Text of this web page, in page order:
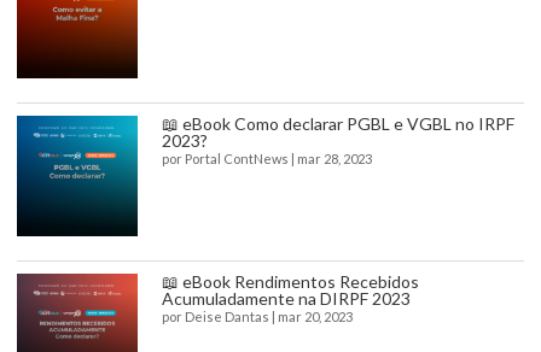
📖 eBook Como declarar PGBL e VGBL no IRPF
2023?
por Portal ContNews mar 28, 2023
📖 eBook Rendimentos Recebidos
Acumuladamente na DIRPF 2023
por Deise Dantas mar 20, 2023